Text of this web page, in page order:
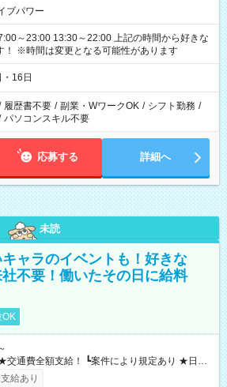
ブパワー
13:30～22:00 上記の時間から好きな
！ ※時間は変更となる可能性があります
16日
履歴書不要 / 副業・WワークOK / シフト勤務 /
パソコンスキル不要
応募する 詳細へ
未読
ャラのイベントも！好きな
不要！働いたその日に給料
OK
り） ┗働いたその日に現金GET♪ お仕事後はコ
給あり